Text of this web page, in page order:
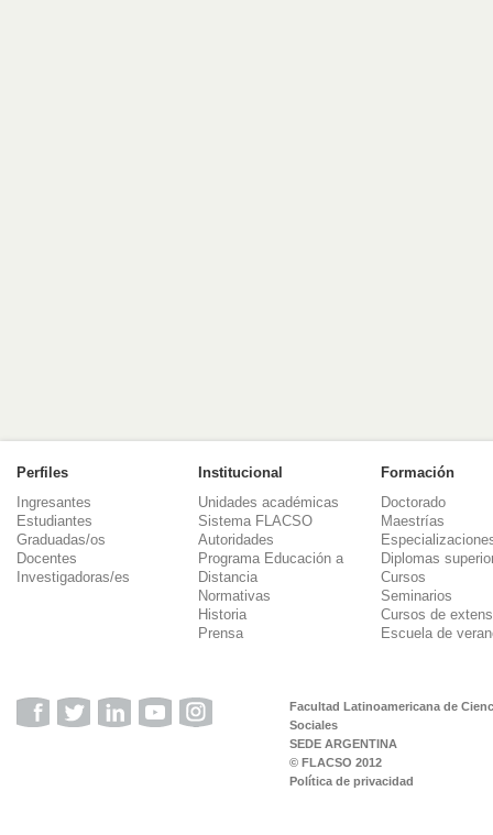
Perfiles
Ingresantes
Estudiantes
Graduadas/os
Docentes
Investigadoras/es
Institucional
Unidades académicas
Sistema FLACSO
Autoridades
Programa Educación a
Distancia
Normativas
Historia
Prensa
Formación
Doctorado
Maestrías
Diplomas
Cursos
Seminarios
Cursos de
Escuela de
Facultad Latinoamericana de
Sociales
SEDE ARGENTINA
© FLACSO 2012
Política de privacidad